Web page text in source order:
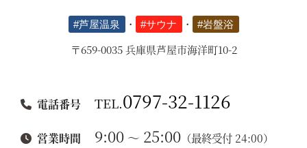
#芦屋温泉 ・ #サウナ ・ #岩盤浴
〒659-0035 兵庫県芦屋市海洋町10-2
電話番号 TEL.0797-32-1126
営業時間 9:00 ～ 25:00 （最終受付 24:00）